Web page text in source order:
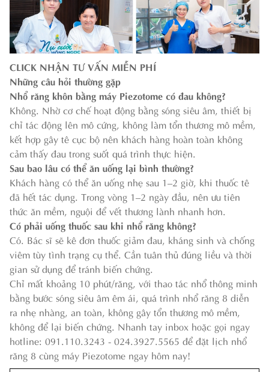
CLICK NHẬN TƯ VẤN MIỄN PHÍ
Những câu hỏi thường gặp
Nhổ răng khôn bằng máy Piezotome có đau không?
Không. Nhờ cơ chế hoạt động bằng sóng siêu âm, thiết bị
chỉ tác động lên mô cứng, không làm tổn thương mô mềm,
kết hợp gây tê cục bộ nên khách hàng hoàn toàn không
cảm thấy đau trong suốt quá trình thực hiện.
Sau bao lâu có thể ăn uống lại bình thường?
Khách hàng có thể ăn uống nhẹ sau 1–2 giờ, khi thuốc tê
đã hết tác dụng. Trong vòng 1–2 ngày đầu, nên ưu tiên
thức ăn mềm, nguội để vết thương lành nhanh hơn.
Có phải uống thuốc sau khi nhổ răng không?
Có. Bác sĩ sẽ kê đơn thuốc giảm đau, kháng sinh và chống
viêm tùy tình trạng cụ thể. Cần tuân thủ đúng liều và thời
gian sử dụng để tránh biến chứng.
Chỉ mất khoảng 10 phút/răng, với thao tác nhổ thông minh
bằng bước sóng siêu âm êm ái, quá trình nhổ răng 8 diễn
ra nhẹ nhàng, an toàn, không gây tổn thương mô mềm,
không để lại biến chứng. Nhanh tay inbox hoặc gọi ngay
hotline: 091.110.3243 - 024.3927.5565 để đặt lịch nhổ
răng 8 cùng máy Piezotome ngay hôm nay!